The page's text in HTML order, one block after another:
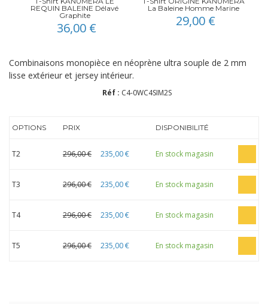
REQUIN BALEINE Délavé
Graphite
36,00 €
La Baleine Homme Marine
29,00 €
Combinaisons monopièce en néoprène ultra souple de 2 mm
lisse extérieur et jersey intérieur.
Réf : C4-0WC4SIM2S
OPTIONS PRIX DISPONIBILITÉ
T2 296,00 € 235,00 € En stock magasin
T3 296,00 € 235,00 € En stock magasin
T4 296,00 € 235,00 € En stock magasin
T5 296,00 € 235,00 € En stock magasin